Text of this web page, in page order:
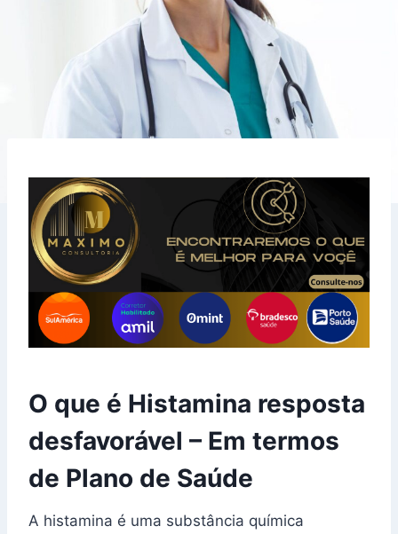
O que é Histamina resposta
desfavorável – Em termos
de Plano de Saúde
A histamina é uma substância química